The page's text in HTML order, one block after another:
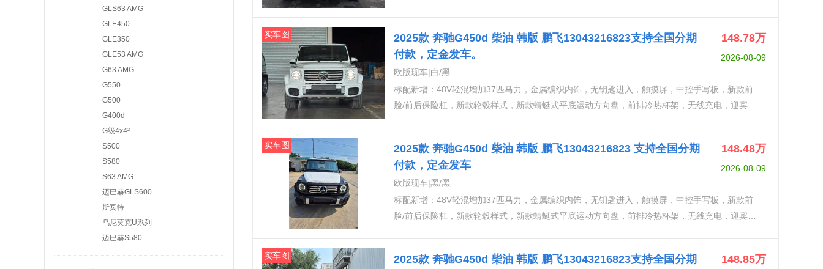
GLS63 AMG
GLE450
GLE350
GLE53 AMG
G63 AMG
G550
G500
G400d
G级4x4²
S500
S580
S63 AMG
迈巴赫GLS600
斯宾特
乌尼莫克U系列
迈巴赫S580
统
实车图 148.78万
2026-08-09
2025款 奔驰G450d 柴油 韩版 鹏飞13043216823支持全国分期
付款，定金发车。
欧版现车|白/黑
标配新增：48V轻混增加37匹马力，金属编织内饰，无钥匙进入，触摸屏，中控手写板，新款前
脸/前后保险杠，新款轮毂样式，新款蜻蜓式平底运动方向盘，前排冷热杯架，无线充电，迎宾
保持辅助 ，360环影， 64色氛围灯， 多光束几何大灯， 前后排座椅加热， 方向盘加热， AMG外
观包， 20寸AMG轮毂 ，翻毛内顶 ，大柏林之声音响， 拖钩 ，带牵引资质。
实车图 148.48万
2026-08-09
2025款 奔驰G450d 柴油 韩版 鹏飞13043216823 支持全国分期
付款，定金发车
欧版现车|黑/黑
标配新增：48V轻混增加37匹马力，金属编织内饰，无钥匙进入，触摸屏，中控手写板，新款前
脸/前后保险杠，新款轮毂样式，新款蜻蜓式平底运动方向盘，前排冷热杯架，无线充电，迎宾
保持辅助 ，360环影， 64色氛围灯， 多光束几何大灯， 前后排座椅加热， 方向盘加热， AMG外
实车图 148.85万
2025款 奔驰G450d 柴油 韩版 鹏飞13043216823支持全国分期